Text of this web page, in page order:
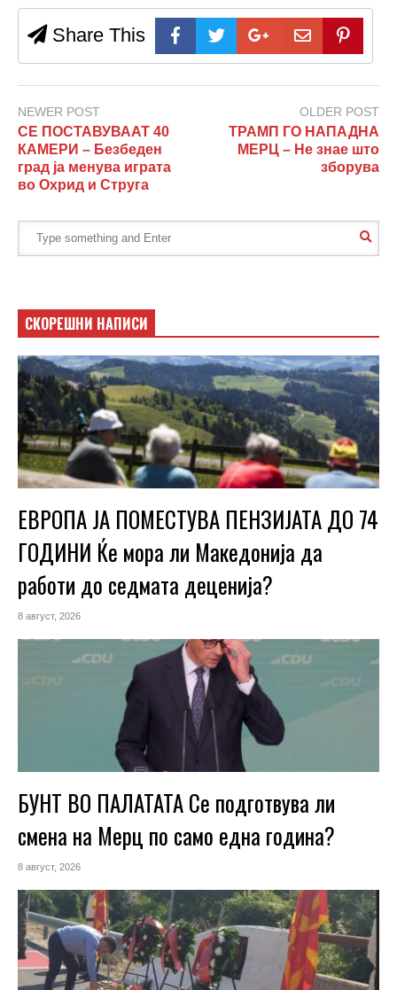
Share This
NEWER POST
СЕ ПОСТАВУВААТ 40
КАМЕРИ – Безбеден
град ја менува играта
во Охрид и Струга
OLDER POST
ТРАМП ГО НАПАДНА
МЕРЦ – Не знае што
зборува
СКОРЕШНИ НАПИСИ
ЕВРОПА ЈА ПОМЕСТУВА ПЕНЗИЈАТА ДО 74
ГОДИНИ Ќе мора ли Македонија да
работи до седмата деценија?
8 август, 2026
БУНТ ВО ПАЛАТАТА Се подготвува ли
смена на Мерц по само една година?
8 август, 2026